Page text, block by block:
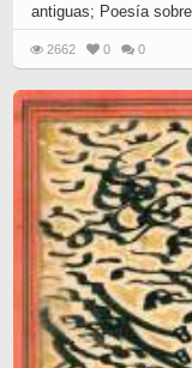
antiguas; Poesía
2662 0 0